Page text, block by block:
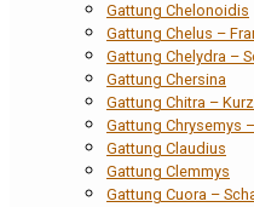
Gattung Chelonoidis
Gattung Chelus –
Gattung Chelydra –
Gattung Chersina
Gattung Chitra –
Gattung Chrysemys
Gattung Claudius
Gattung Clemmys
Gattung Cuora –